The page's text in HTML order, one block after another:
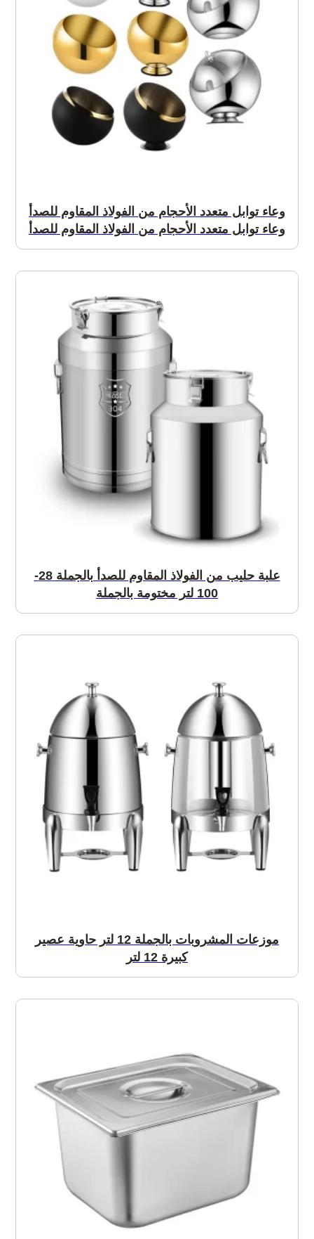
وعاء توابل متعدد الأحجام من الفولاذ المقاوم للصدأ
وعاء توابل متعدد الأحجام من الفولاذ المقاوم للصدأ
علبة حليب من الفولاذ المقاوم للصدأ بالجملة 28-
100 لتر مختومة بالجملة
موزعات المشروبات بالجملة 12 لتر حاوية عصير
كبيرة 12 لتر